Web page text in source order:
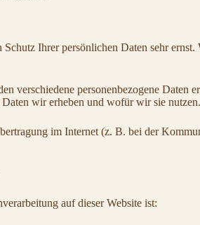
Ihrer persönlichen Daten sehr
verschiedene personenbezogene
wir erheben und wofür wir sie
im Internet (z. B. bei der
auf dieser Website ist: